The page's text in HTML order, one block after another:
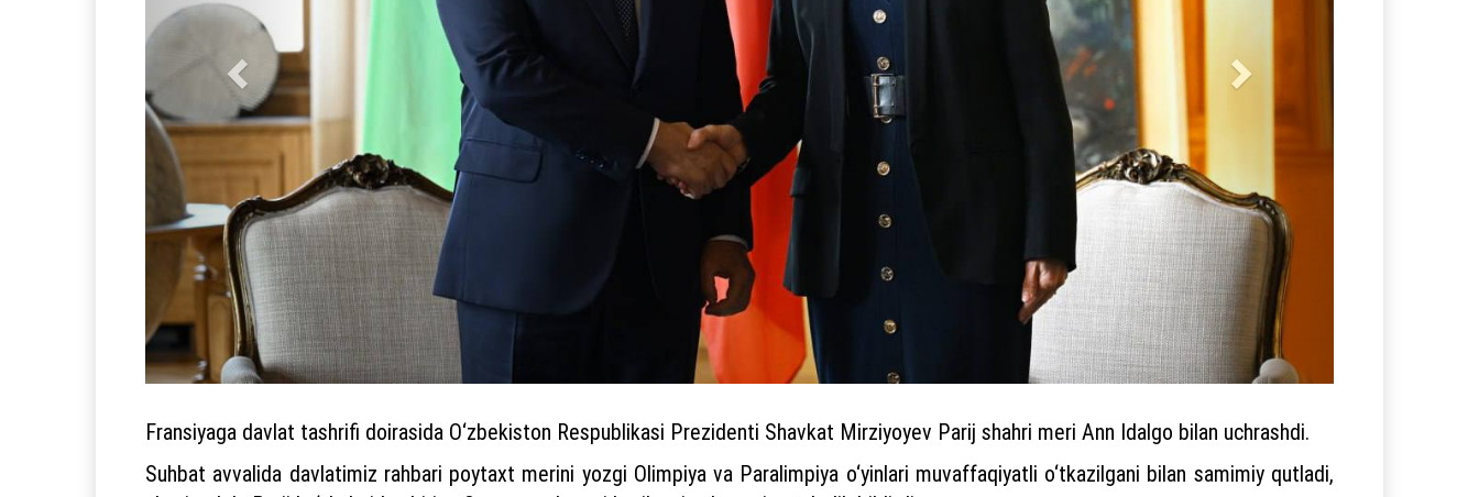
Fransiyaga davlat tashrifi doirasida O‘zbekiston Respublikasi Prezidenti Shavkat Mirziyoyev Parij shahri meri Ann Idalgo bilan uchrashdi.
Suhbat avvalida davlatimiz rahbari poytaxt merini yozgi Olimpiya va Paralimpiya o‘yinlari muvaffaqiyatli o‘tkazilgani bilan samimiy qutladi,